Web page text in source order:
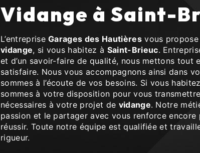
vidange à Saint-
L’entrepriseGarages des Hautièresvous propose
vidange, si vous habitez à Saint-Brieuc.
et d’un savoir-faire de qualité, nous mettons tout
satisfaire. Nous vous accompagnons ainsi dans
sommes à l’écoute de vos besoins. Si vous
sommes à votre disposition pour vous
nécessaires à votre projet de vidange. Notre
passion et le partager avec vous renforce encore
réussir. Toute notre équipe est qualifiée et
rigueur.